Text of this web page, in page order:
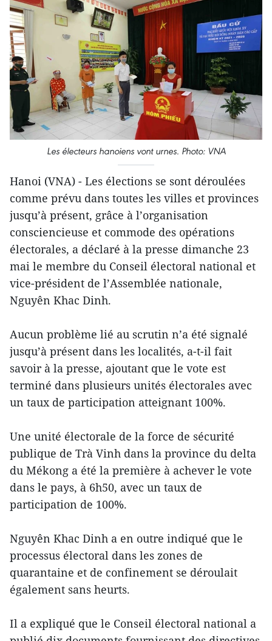
Les électeurs hanoiens vont urnes. Photo: VNA
Hanoi (VNA) - Les élections se sont déroulées
comme prévu dans toutes les villes et provinces
jusqu’à présent, grâce à l’organisation
consciencieuse et commode des opérations
électorales, a déclaré à la presse dimanche 23
mai le membre du Conseil électoral national et
vice-président de l’Assemblée nationale,
Nguyên Khac Dinh.
Aucun problème lié au scrutin n’a été signalé
jusqu’à présent dans les localités, a-t-il fait
savoir à la presse, ajoutant que le vote est
terminé dans plusieurs unités électorales avec
un taux de participation atteignant 100%.
Une unité électorale de la force de sécurité
publique de Trà Vinh dans la province du delta
du Mékong a été la première à achever le vote
dans le pays, à 6h50, avec un taux de
participation de 100%.
Nguyên Khac Dinh a en outre indiqué que le
processus électoral dans les zones de
quarantaine et de confinement se déroulait
également sans heurts.
Il a expliqué que le Conseil électoral national a